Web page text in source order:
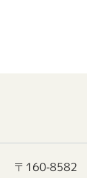
〒160-8582